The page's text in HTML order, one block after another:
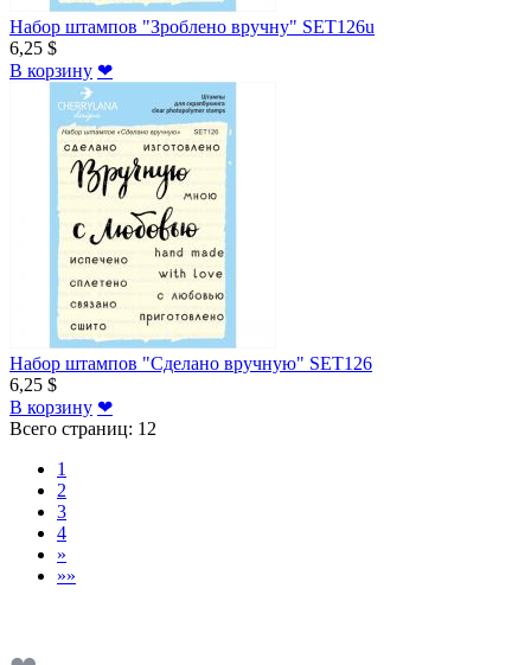
Набор штампов "Зроблено вручну" SET126u
6,25 $
В корзину ❤
Набор штампов "Сделано вручную" SET126
6,25 $
В корзину ❤
Всего страниц: 12
1
2
3
4
»
»»